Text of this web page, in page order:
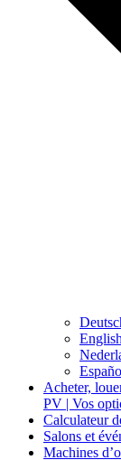
Acheter,
PV | Vos
Calculateur
Salons et
Machines